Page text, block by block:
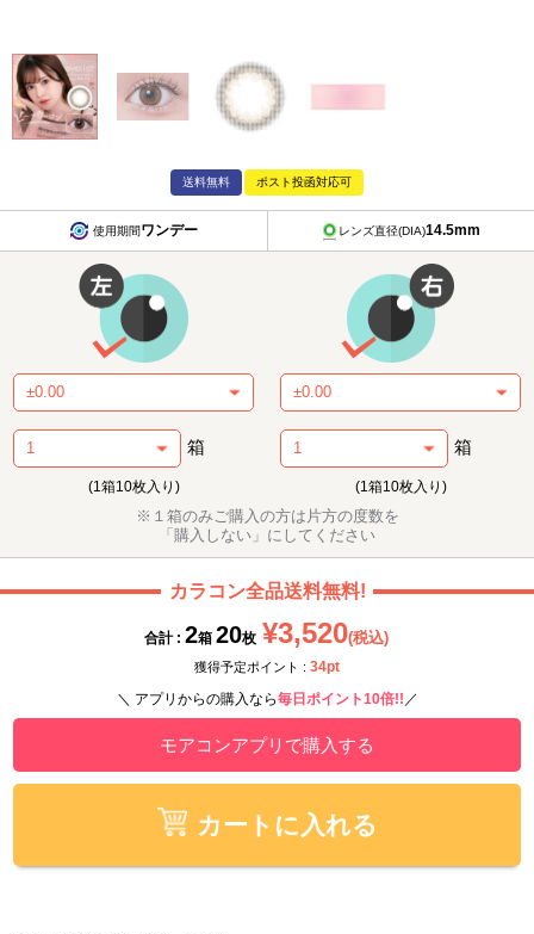
送料無料 ポスト投函対応可
使用期間ワンデー レンズ直径(DIA)14.5mm
箱
(1箱10枚入り)
箱
(1箱10枚入り)
※１箱のみご購入の方は片方の度数を
「購入しない」にしてください
カラコン全品送料無料!
合計 : 2箱 20枚 ¥3,520(税込)
獲得予定ポイント : 34pt
＼ アプリからの購入なら毎日ポイント10倍!! ／
モアコンアプリで購入する
カートに入れる